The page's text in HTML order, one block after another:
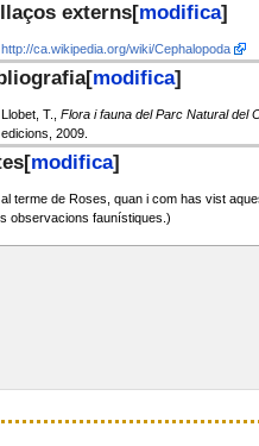
externs[modifica]
http://ca.wikipedia.org/wiki/Cephalopoda
[modifica]
Llobet, T., Flora i fauna del Parc Natural del
edicions, 2009.
[modifica]
terme de Roses, quan i com has vist
observacions faunístiques.)